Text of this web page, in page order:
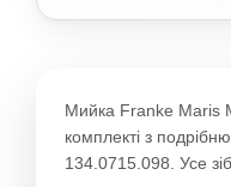
Мийка Franke Maris
комплекті з
134.0715.098. Усе